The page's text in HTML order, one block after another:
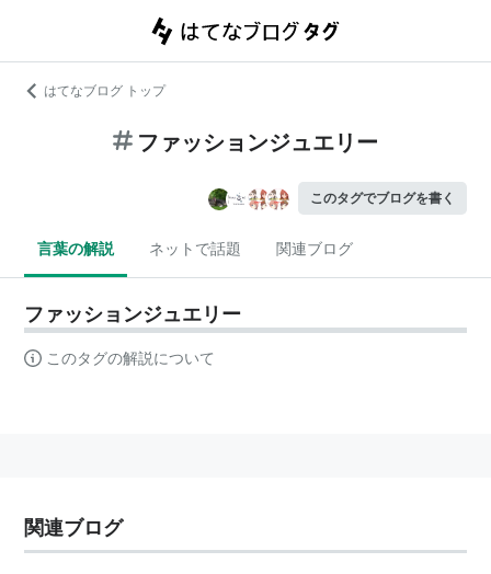
はてなブログ トップ
ファッションジュエリー
このタグでブログを書く
言葉の解説 ネットで話題 関連ブログ
ファッションジュエリー
このタグの解説について
関連ブログ